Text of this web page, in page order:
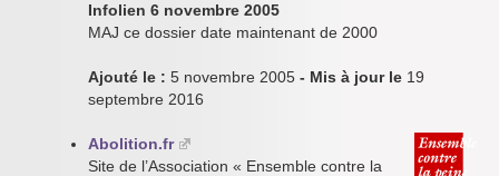
Infolien 6 novembre 2005
MAJ ce dossier date maintenant de 2000
Ajouté le : 5 novembre 2005 - Mis à jour le 19
septembre 2016
Abolition.fr
Site de l’Association « Ensemble contre la